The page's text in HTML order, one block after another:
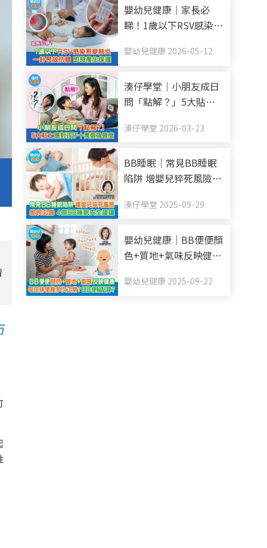
嬰幼兒健康｜家長必
睇！1歲以下RSV感染易
即時產生保護
嬰幼兒健康 2026-05-12
湊仔學堂｜小朋友成日
問「點解？」5大貼士
湊仔學堂 2026-03-23
BB睡眠｜常見BB睡眠
陷阱 增嬰兒猝死風險
全建議
湊仔學堂 2025-09-29
嬰幼兒健康｜BB便便顏
色+質地+氣味反映健康
BB便秘點算？
嬰幼兒健康 2025-09-22